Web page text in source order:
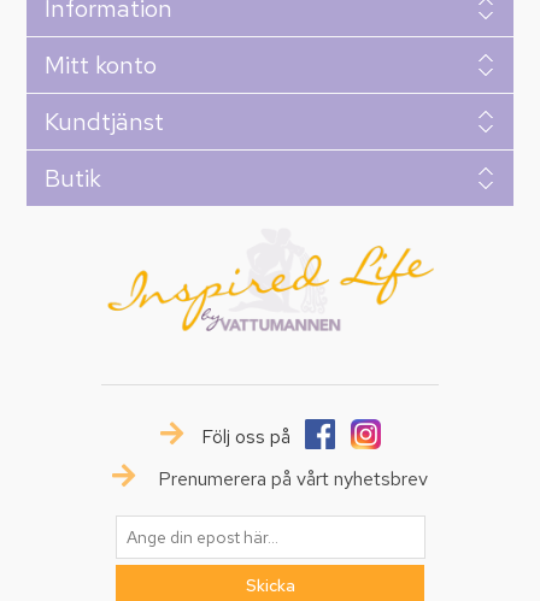
Information
Mitt konto
Kundtjänst
Butik
Följ oss på
Prenumerera på vårt nyhetsbrev